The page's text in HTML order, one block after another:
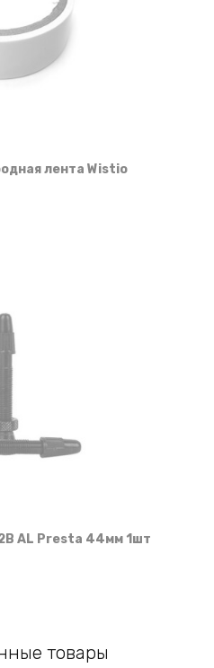
лента Wistio
AL Presta 44мм 1шт
товары